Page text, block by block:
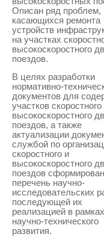
Описан ряд проблем,
касающихся ремонта
устройств
на участках
высокоскоростного
поездов.
В целях разработки
нормативно-
документов для
участков скоростного
высокоскоростного
поездов, а также
актуализации
службой по
скоростного и
высокоскоростного
поездов сформирован
перечень научно-
исследовательских
последующей их
реализацией в рамках
научно-технического
развития.